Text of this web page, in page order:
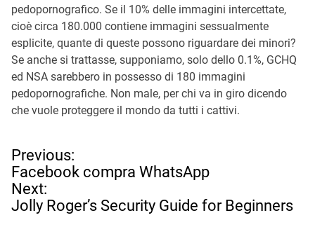
pedopornografico. Se il 10% delle immagini intercettate,
cioè circa 180.000 contiene immagini sessualmente
esplicite, quante di queste possono riguardare dei minori?
Se anche si trattasse, supponiamo, solo dello 0.1%, GCHQ
ed NSA sarebbero in possesso di 180 immagini
pedopornografiche. Non male, per chi va in giro dicendo
che vuole proteggere il mondo da tutti i cattivi.
N
a
v
i
g
Previous:
Facebook compra WhatsApp
Next:
Jolly Roger’s Security Guide for Beginners